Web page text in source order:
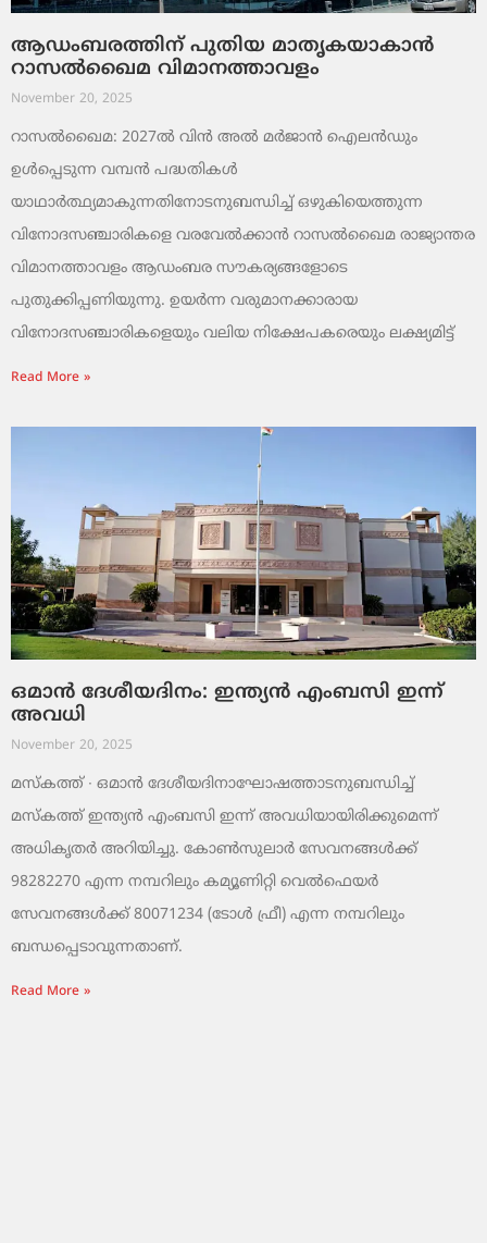
ആഡംബരത്തിന് പുതിയ മാതൃകയാകാൻ
റാസൽഖൈമ വിമാനത്താവളം
November 20, 2025
റാസൽഖൈമ: 2027ൽ വിൻ അൽ മർജാൻ ഐലൻഡും
ഉൾപ്പെടുന്ന വമ്പൻ പദ്ധതികൾ
യാഥാർത്ഥ്യമാകുന്നതിനോടനുബന്ധിച്ച് ഒഴുകിയെത്തുന്ന
വിനോദസഞ്ചാരികളെ വരവേൽക്കാൻ റാസൽഖൈമ രാജ്യാന്തര
വിമാനത്താവളം ആഡംബര സൗകര്യങ്ങളോടെ
പുതുക്കിപ്പണിയുന്നു. ഉയർന്ന വരുമാനക്കാരായ
വിനോദസഞ്ചാരികളെയും വലിയ നിക്ഷേപകരെയും ലക്ഷ്യമിട്ട്
Read More »
ഒമാൻ ദേശീയദിനം: ഇന്ത്യൻ എംബസി ഇന്ന്
അവധി
November 20, 2025
മസ്‌കത്ത് ∙ ഒമാൻ ദേശീയദിനാഘോഷത്താടനുബന്ധിച്ച്
മസ്‌കത്ത് ഇന്ത്യൻ എംബസി ഇന്ന് അവധിയായിരിക്കുമെന്ന്
അധികൃതർ അറിയിച്ചു. കോൺസുലാർ സേവനങ്ങൾക്ക്
98282270 എന്ന നമ്പറിലും കമ്യൂണിറ്റി വെൽഫെയർ
സേവനങ്ങൾക്ക് 80071234 (ടോൾ ഫ്രീ) എന്ന നമ്പറിലും
ബന്ധപ്പെടാവുന്നതാണ്.
Read More »